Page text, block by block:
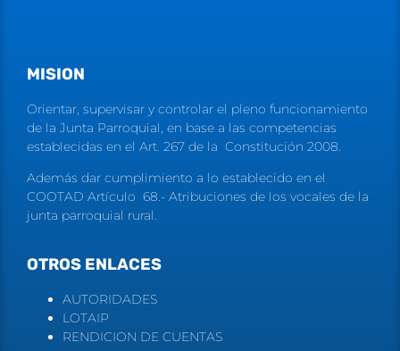
MISION
Orientar, supervisar y controlar el pleno funcionamiento
de la Junta Parroquial, en base a las competencias
establecidas en el Art. 267 de la Constitución 2008.
Además dar cumplimiento a lo establecido en el
COOTAD Artículo 68.- Atribuciones de los vocales de la
junta parroquial rural.
OTROS ENLACES
AUTORIDADES
LOTAIP
RENDICION DE CUENTAS